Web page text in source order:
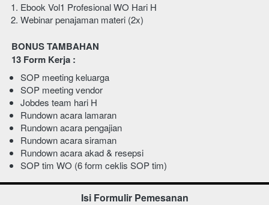
Ebook Vol1 Profesional WO Hari H
Webinar penajaman materi (2x)
BONUS TAMBAHAN
13 Form Kerja :
SOP meeting keluarga
SOP meeting vendor
Jobdes team hari H
Rundown acara lamaran
Rundown acara pengajian
Rundown acara siraman
Rundown acara akad & resepsi
SOP tim WO (6 form ceklis SOP tim)
Isi Formulir Pemesanan